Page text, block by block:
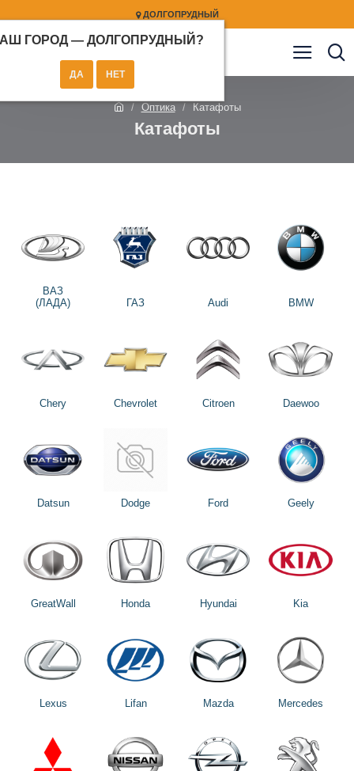
ДОЛГОПРУДНЫЙ
ГОРОД — ДОЛГОПРУДНЫЙ ?
Оптика Катафоты
Катафоты
ВАЗ
(ЛАДА)
ГАЗ Audi BMW
Chery Chevrolet Citroen Daewoo
Datsun Dodge Ford Geely
GreatWall Honda Hyundai Kia
Lexus Lifan Mazda Mercedes